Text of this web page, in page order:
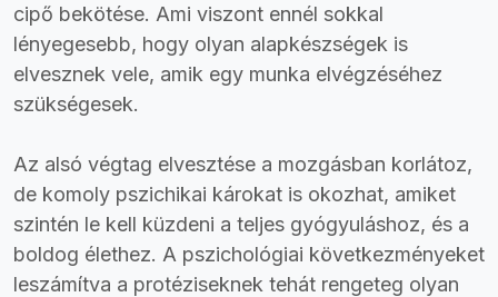
cipő bekötése. Ami viszont ennél sokkal
lényegesebb, hogy olyan alapkészségek is
elvesznek vele, amik egy munka elvégzéséhez
szükségesek.
Az alsó végtag elvesztése a mozgásban korlátoz,
de komoly pszichikai károkat is okozhat, amiket
szintén le kell küzdeni a teljes gyógyuláshoz, és a
boldog élethez. A pszichológiai következményeket
leszámítva a protéziseknek tehát rengeteg olyan